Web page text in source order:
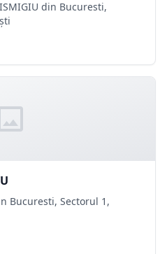
din Bucuresti,
Bucuresti, Sectorul 1,